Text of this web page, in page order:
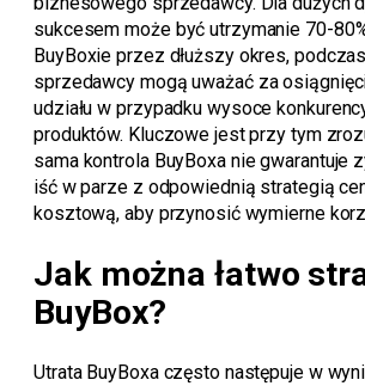
sukcesem może być utrzymanie 70-
BuyBoxie przez dłuższy okres,
sprzedawcy mogą uważać za
udziału w przypadku wysoce
produktów. Kluczowe jest przy tym
sama kontrola BuyBoxa nie gwarantuje
iść w parze z odpowiednią strategią
kosztową, aby przynosić wymierne
Jak można łatwo
BuyBox?
Utrata BuyBoxa często następuje w